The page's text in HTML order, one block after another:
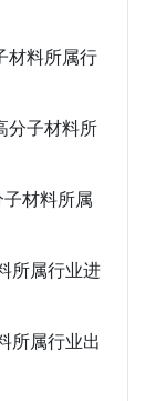
材料所属行
分子材料所
材料所属
所属行业进
所属行业出